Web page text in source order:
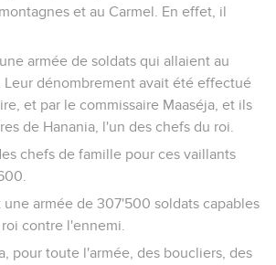
et au Carmel. En effet, il
armée de soldats qui allaient au
Leur dénombrement avait été effectué
et par le commissaire Maaséja, et ils
de Hanania, l'un des chefs du roi.
chefs de famille pour ces vaillants
une armée de 307'500 soldats capables
contre l'ennemi.
pour toute l'armée, des boucliers, des